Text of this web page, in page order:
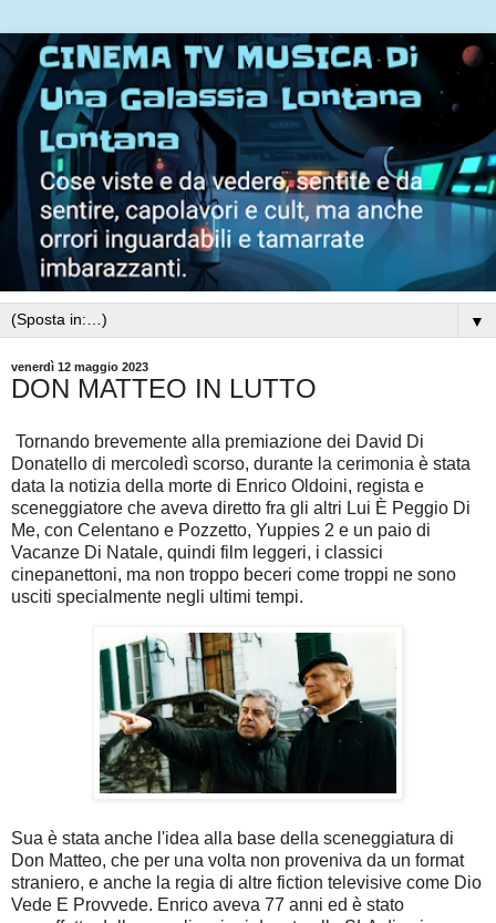
▼
venerdì 12 maggio 2023
DON MATTEO IN LUTTO
Tornando brevemente alla premiazione dei David Di
Donatello di mercoledì scorso, durante la cerimonia è stata
data la notizia della morte di Enrico Oldoini, regista e
sceneggiatore che aveva diretto fra gli altri Lui È Peggio Di
Me, con Celentano e Pozzetto, Yuppies 2 e un paio di
Vacanze Di Natale, quindi film leggeri, i classici
cinepanettoni, ma non troppo beceri come troppi ne sono
usciti specialmente negli ultimi tempi.
Sua è stata anche l'idea alla base della sceneggiatura di
Don Matteo, che per una volta non proveniva da un format
straniero, e anche la regia di altre fiction televisive come Dio
Vede E Provvede. Enrico aveva 77 anni ed è stato